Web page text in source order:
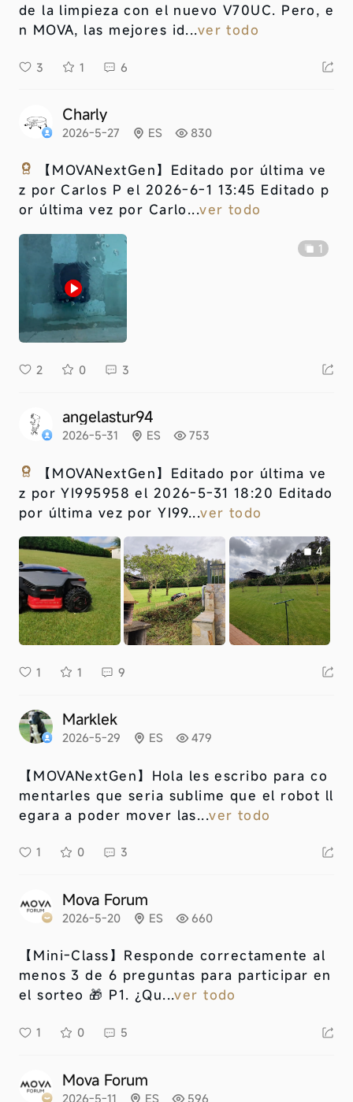
de la limpieza con el nuevo V70UC. Pero, e
n MOVA, las mejores id...ver todo
3 1 6
Charly
2026-5-27 ES 830
【MOVANextGen】 Editado por última ve
z por Carlos P el 2026-6-1 13:45 Editado p
or última vez por Carlo...ver todo
1
2 0 3
angelastur94
2026-5-31 ES 753
【MOVANextGen】 Editado por última ve
z por YI995958 el 2026-5-31 18:20 Editado
por última vez por YI99...ver todo
4
1 1 9
Marklek
2026-5-29 ES 479
【MOVANextGen】 Hola les escribo para co
mentarles que seria sublime que el robot ll
egara a poder mover las...ver todo
1 0 3
Mova Forum
2026-5-20 ES 660
【Mini-Class】 Responde correctamente al
menos 3 de 6 preguntas para participar en
el sorteo 🎁 P1. ¿Qu...ver todo
1 0 5
Mova Forum
2026-5-11 ES 596